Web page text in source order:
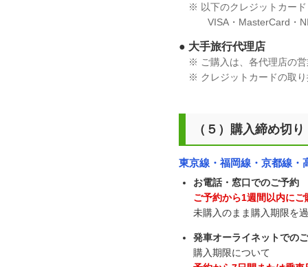
※ 以下のクレジットカード
VISA・MasterCard・
● 大手旅行代理店
※ ご購入は、各代理店の営
※ クレジットカードの取り
（５）購入締め切り
東京線・福岡線・京都線・
お電話・窓口でのご予約
ご予約から1週間以内に
未購入のまま購入期限を
発車オーライネットでの
購入期限について